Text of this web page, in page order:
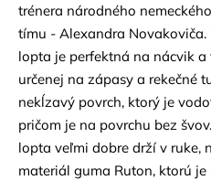
trénera národného
tímu - Alexandra Novakoviča.
lopta je perfektná na nácvik
určenej na zápasy a rekečné
nekĺzavý povrch, ktorý je
pričom je na povrchu bez
lopta veľmi dobre drží v ruke,
materiál guma Ruton, ktorú